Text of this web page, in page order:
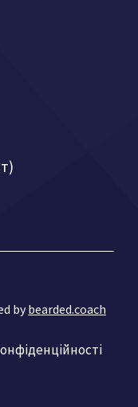
bybearded.coach